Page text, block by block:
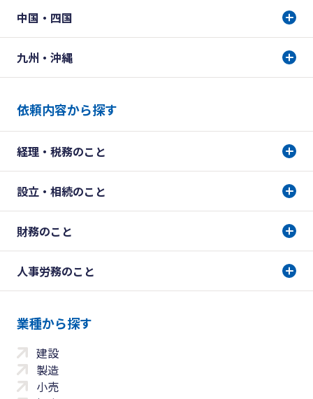
中国・四国
九州・沖縄
依頼内容から探す
経理・税務のこと
設立・相続のこと
財務のこと
人事労務のこと
業種から探す
建設
製造
小売